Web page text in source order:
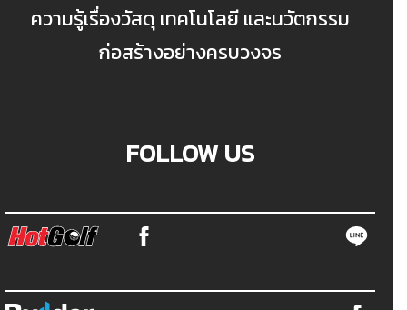
ความรู้เรื่องวัสดุ เทคโนโลยี และนวัตกรรม
ก่อสร้างอย่างครบวงจร
FOLLOW US